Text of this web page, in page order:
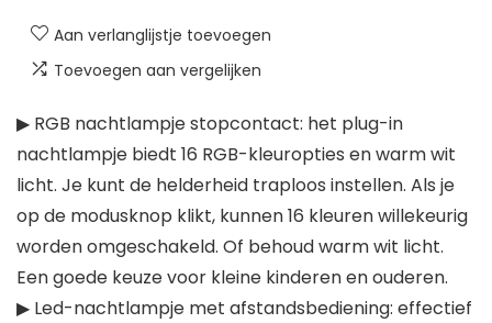
Aan verlanglijstje toevoegen
Toevoegen aan vergelijken
▶ RGB nachtlampje stopcontact: het plug-in
nachtlampje biedt 16 RGB-kleuropties en warm wit
licht. Je kunt de helderheid traploos instellen. Als je
op de modusknop klikt, kunnen 16 kleuren willekeurig
worden omgeschakeld. Of behoud warm wit licht.
Een goede keuze voor kleine kinderen en ouderen.
▶ Led-nachtlampje met afstandsbediening: effectief